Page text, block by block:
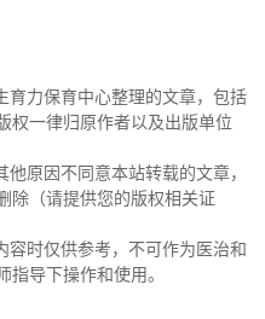
育力保育中心整理的文章，包括
权一律归原作者以及出版单位
原因不同意本站转载的文章，
除（请提供您的版权相关证
时仅供参考，不可作为医治和
导下操作和使用。